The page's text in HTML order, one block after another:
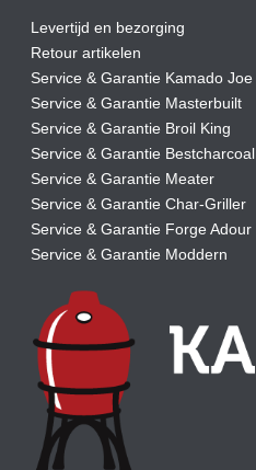
Levertijd en bezorging
Retour artikelen
Service & Garantie Kamado Joe
Service & Garantie Masterbuilt
Service & Garantie Broil King
Service & Garantie Bestcharcoal
Service & Garantie Meater
Service & Garantie Char-Griller
Service & Garantie Forge Adour
Service & Garantie Moddern